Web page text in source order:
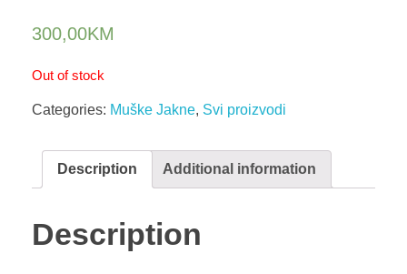
300,00KM
Out of stock
Categories: Muške Jakne, Svi proizvodi
Description Additional information
Description